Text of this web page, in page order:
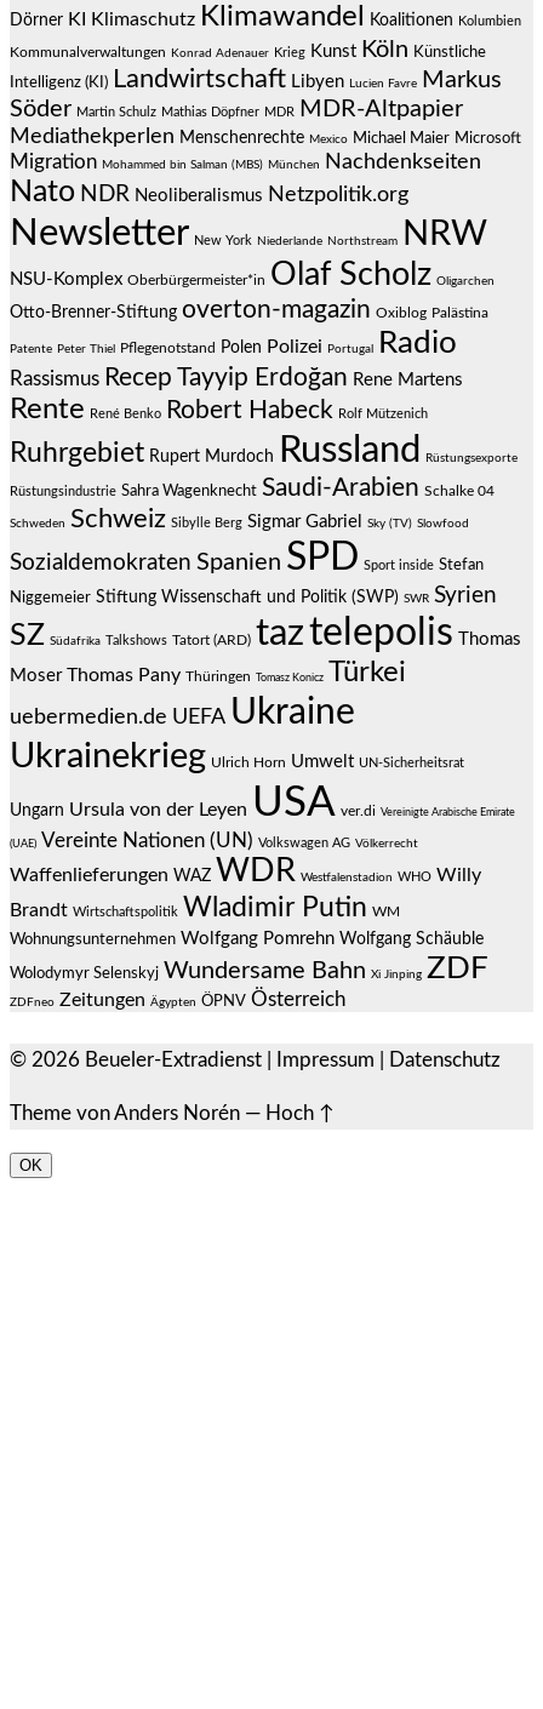
Dörner KI Klimaschutz Klimawandel Koalitionen Kolumbien
Kommunalverwaltungen Konrad Adenauer Krieg Kunst Köln Künstliche
Intelligenz (KI) Landwirtschaft Libyen Lucien Favre
Markus
Söder Martin Schulz Mathias Döpfner MDR MDR-Altpapier
Mediathekperlen Menschenrechte Mexico Michael Maier Microsoft
Migration Mohammed bin Salman (MBS) München Nachdenkseiten
Nato NDR Neoliberalismus Netzpolitik.org
Newsletter New York Niederlande Northstream NRW
NSU-Komplex Oberbürgermeister*in Olaf Scholz Oligarchen
Otto-Brenner-Stiftung overton-magazin Oxiblog Palästina
Patente Peter Thiel Pflegenotstand Polen Polizei Portugal Radio
Rassismus Recep Tayyip Erdoğan Rene Martens
Rente René Benko Robert Habeck Rolf Mützenich
Ruhrgebiet Rupert Murdoch Russland Rüstungsexporte
Rüstungsindustrie Sahra Wagenknecht Saudi-Arabien Schalke 04
Schweden Schweiz Sibylle Berg Sigmar Gabriel Sky (TV) Slowfood
Sozialdemokraten Spanien SPD Sport inside Stefan
Niggemeier Stiftung Wissenschaft und Politik (SWP) SWR Syrien
SZ Südafrika Talkshows Tatort (ARD) taztelepolis
Thomas
Moser Thomas Pany Thüringen Tomasz Konicz Türkei
uebermedien.de UEFA Ukraine
Ukrainekrieg Ulrich Horn Umwelt UN-Sicherheitsrat
Ungarn Ursula von der Leyen USA ver.di Vereinigte Arabische Emirate
(UAE) Vereinte Nationen (UN) Volkswagen AG Völkerrecht
Waffenlieferungen WAZ WDR Westfalenstadion WHO Willy
Brandt Wirtschaftspolitik Wladimir Putin WM
Wohnungsunternehmen Wolfgang Pomrehn Wolfgang Schäuble
Wolodymyr Selenskyj Wundersame Bahn Xi Jinping ZDF
ZDFneo Zeitungen Ägypten ÖPNV Österreich
© 2026 Beueler-Extradienst Impressum Datenschutz
Theme vonAnders Norén — Hoch ↑
OK